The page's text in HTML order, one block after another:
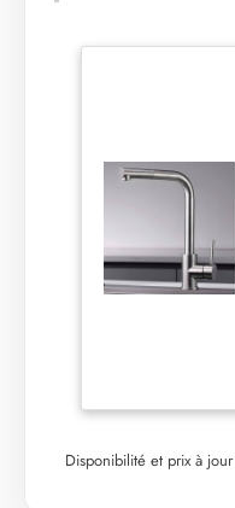
Disponibilité et prix à